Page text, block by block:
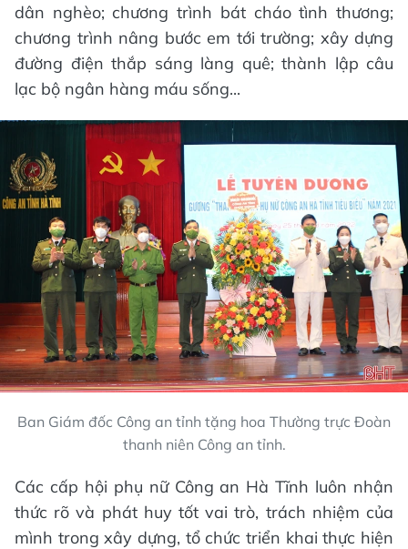
dân nghèo; chương trình bát cháo tình thương;
chương trình nâng bước em tới trường; xây dựng
đường điện thắp sáng làng quê; thành lập câu
lạc bộ ngân hàng máu sống...
Ban Giám đốc Công an tỉnh tặng hoa Thường trực Đoàn
thanh niên Công an tỉnh.
Các cấp hội phụ nữ Công an Hà Tĩnh luôn nhận
thức rõ và phát huy tốt vai trò, trách nhiệm của
mình trong xây dựng, tổ chức triển khai thực hiện